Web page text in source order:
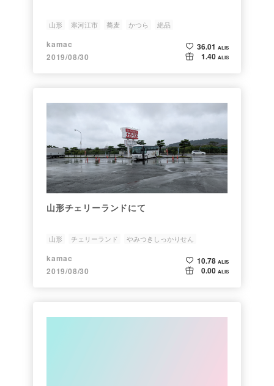
山形 寒河江市 蕎麦 かつら 絶品
kamac
2019/08/30
36.01 ALIS
1.40 ALIS
山形チェリーランドにて
山形 チェリーランド
やみつきしっかりせん
kamac
2019/08/30
10.78 ALIS
0.00 ALIS